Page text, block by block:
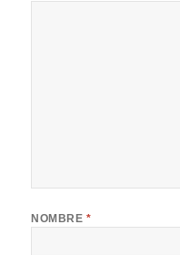
NOMBRE *